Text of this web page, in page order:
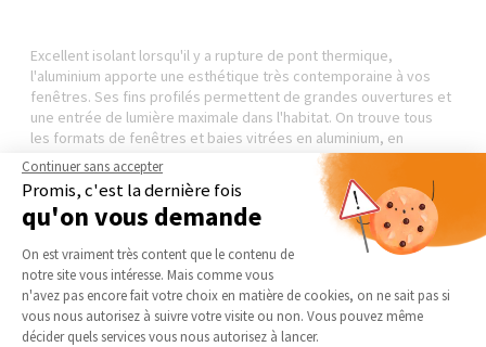
Excellent isolant lorsqu'il y a rupture de pont thermique,
l'aluminium apporte une esthétique très contemporaine à vos
fenêtres. Ses fins profilés permettent de grandes ouvertures et
une entrée de lumière maximale dans l'habitat. On trouve tous
les formats de fenêtres et baies vitrées en aluminium, en
standard ou sur-mesure.
Pour la fourniture, la dépose de l'ancienne fenêtre et lapose de
la fenêtre aluminium, il faut compter un budget de 700 à 1 600
€ en moyenne selon les travaux à effectuer, la taille de la
menuiserie en alu, la qualité de la finition et le type de vitrage.
Continuer sans accepter
Promis, c'est la dernière fois
qu'on vous demande
Plateforme de Gestion du
On est vraiment très content que le contenu de
notre site vous intéresse. Mais comme vous
n'avez pas encore fait votre choix en matière de cookies, on ne sait pas si
vous nous autorisez à suivre votre visite ou non. Vous pouvez même
décider quels services vous nous autorisez à lancer.
Axeptio consent